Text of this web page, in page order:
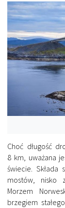
Choć długość
8 km, uważana
świecie.
mostów, nisko
Morzem
brzegiem